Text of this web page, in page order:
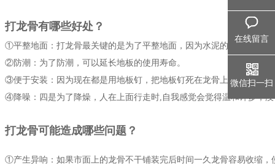
打龙骨有哪些好处？
①平整地面：打龙骨最关键的是为了平整地面，因为水泥的地面都不
②防潮：为了防潮，可以延长地板的使用寿命。
③便于安装：因为现在都是用地板钉，把地板钉死在龙骨上面的九厘板上
④降噪：四是为了降燥，人在上面行走时,自我感觉会觉得温和许多，
打龙骨可能造成哪些问题？
①产生异响：如果市面上的龙骨不干铺装完后时间一久龙骨容易收缩，
在线留言
微信扫一扫